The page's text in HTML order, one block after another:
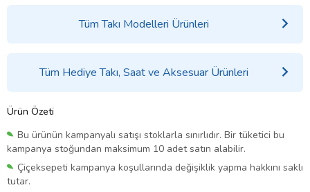
Tüm Takı Modelleri Ürünleri
Tüm Hediye Takı, Saat ve Aksesuar Ürünleri
Ürün Özeti
Bu ürünün kampanyalı satışı stoklarla sınırlıdır. Bir tüketici bu
kampanya stoğundan maksimum 10 adet satın alabilir.
Çiçeksepeti kampanya koşullarında değişiklik yapma hakkını saklı
tutar.